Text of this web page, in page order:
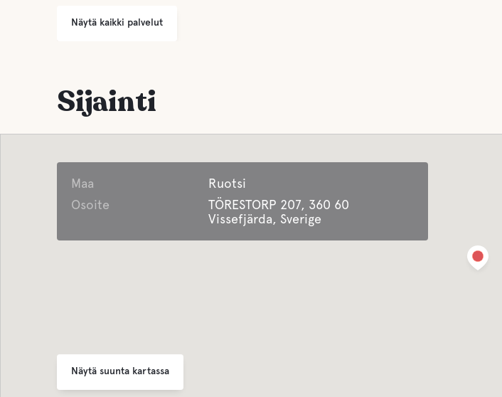
Näytä kaikki palvelut
Sijainti
Maa
Ruotsi
Osoite
TÖRESTORP 207, 360 60
Vissefjärda, Sverige
Näytä suunta kartassa